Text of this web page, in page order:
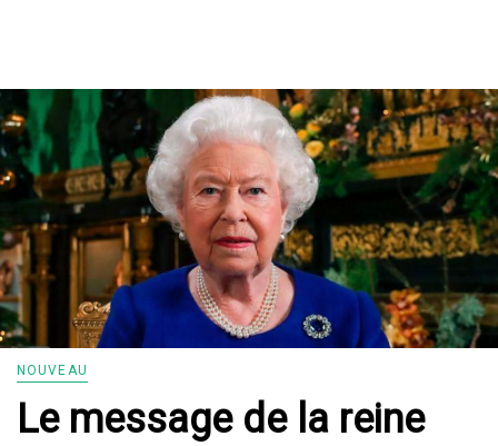
NOUVEAU
Le message de la reine